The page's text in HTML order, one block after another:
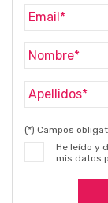
(*) Campos
He leído y
mis datos